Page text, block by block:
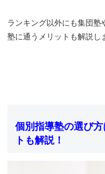
ランキング以外にも集団塾
塾に通うメリット も解説し
個別指導塾の選び
トも解説！